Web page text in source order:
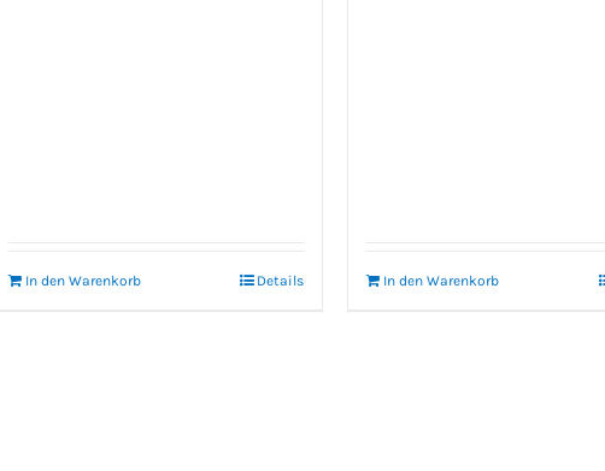
In den Warenkorb Details In den Warenkorb